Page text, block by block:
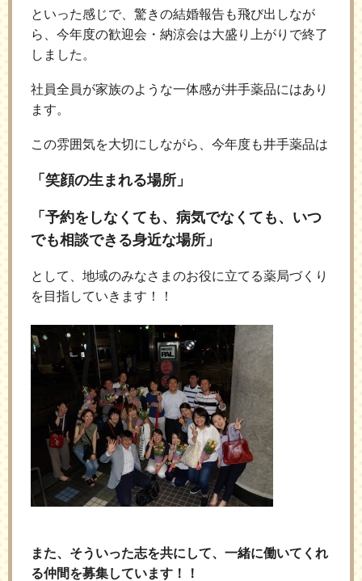
といった感じで、驚きの結婚報告も飛び出しなが
ら、今年度の歓迎会・納涼会は大盛り上がりで終了
しました。
社員全員が家族のような一体感が井手薬品にはあり
ます。
この雰囲気を大切にしながら、今年度も井手薬品は
「笑顔の生まれる場所」
「予約をしなくても、病気でなくても、いつ
でも相談できる身近な場所」
として、地域のみなさまのお役に立てる薬局づくり
を目指していきます！！
また、そういった志を共にして、一緒に働いてくれ
る仲間を募集しています！！